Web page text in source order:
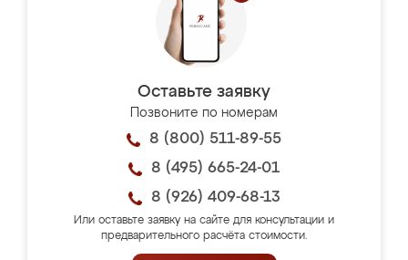
Оставьте заявку
Позвоните по номерам
8 (800) 511-89-55
8 (495) 665-24-01
8 (926) 409-68-13
Или оставьте заявку на сайте для консультации и
предварительного расчёта стоимости.